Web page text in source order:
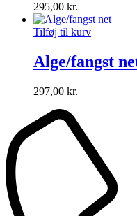
295,00 kr.
Tilføj til kurv
Alge/fangst
297,00 kr.